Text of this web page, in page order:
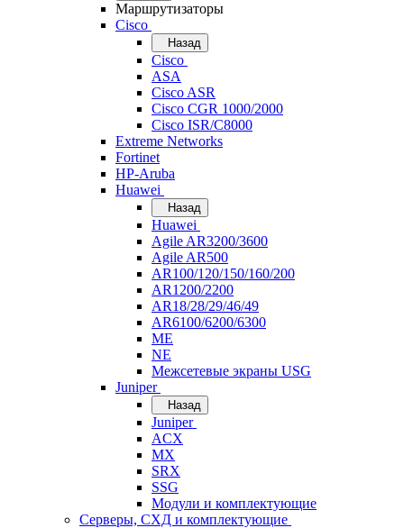
Маршрутизаторы
Cisco
Назад
Cisco
ASA
Cisco ASR
Cisco CGR 1000/2000
Cisco ISR/С8000
Extreme Networks
Fortinet
HP-Aruba
Huawei
Назад
Huawei
Agile AR3200/3600
Agile AR500
AR100/120/150/160/200
AR1200/2200
AR18/28/29/46/49
AR6100/6200/6300
ME
NE
Межсетевые экраны USG
Juniper
Назад
Juniper
ACX
MX
SRX
SSG
Модули и комплектующие
Серверы, СХД и комплектующие